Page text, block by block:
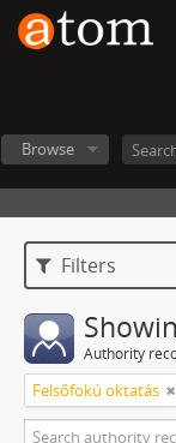
Browse
Filters
Authority
Felsőfokú oktatás